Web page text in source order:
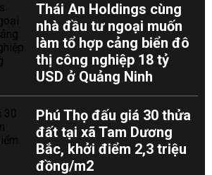
Thái An Holdings cùng
nhà đầu tư ngoại muốn
làm tổ hợp cảng biển đô
thị công nghiệp 18 tỷ
USD ở Quảng Ninh
Phú Thọ đấu giá 30 thửa
đất tại xã Tam Dương
Bắc, khởi điểm 2,3 triệu
đồng/m2